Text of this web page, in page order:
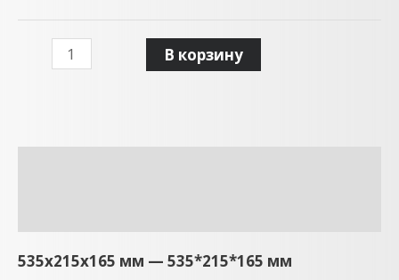
В корзину
535x215x165 мм — 535*215*165 мм